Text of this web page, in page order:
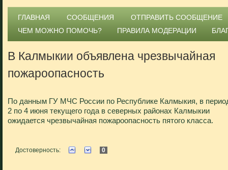
ГЛАВНАЯ СООБЩЕНИЯ
ОТПРАВИТЬ СООБЩЕНИЕ
ЧЕМ МОЖНО ПОМОЧЬ?
ПРАВИЛА МОДЕРАЦИИ
В Калмыкии объявлена чрезвычайная
пожароопасность
По данным ГУ МЧС России по Республике Калмыкия, в
2 по 4 июня текущего года в северных районах Калмыкии
ожидается чрезвычайная пожароопасность пятого класса.
Достоверность: 0